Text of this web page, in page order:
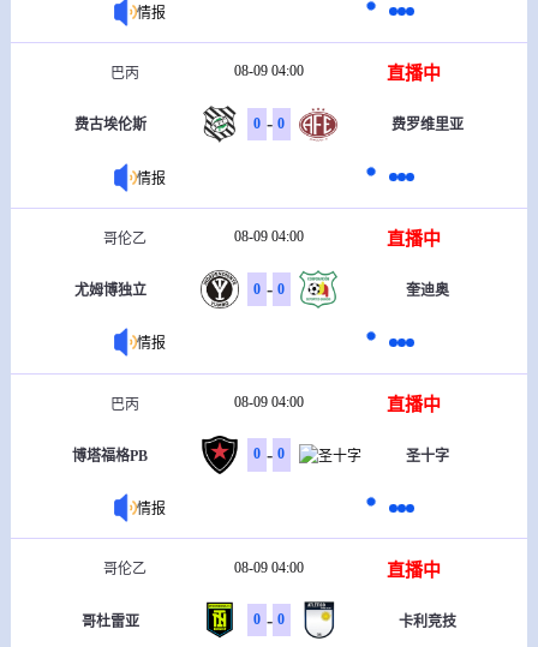
情报
巴丙 08-09 04:00 直播中
费古埃伦斯 0 - 0 费罗维里亚
情报
哥伦乙 08-09 04:00 直播中
尤姆博独立 0 - 0 奎迪奥
情报
巴丙 08-09 04:00 直播中
博塔福格PB 0 - 0 圣十字
情报
哥伦乙 08-09 04:00 直播中
哥杜雷亚 0 - 0 卡利竞技